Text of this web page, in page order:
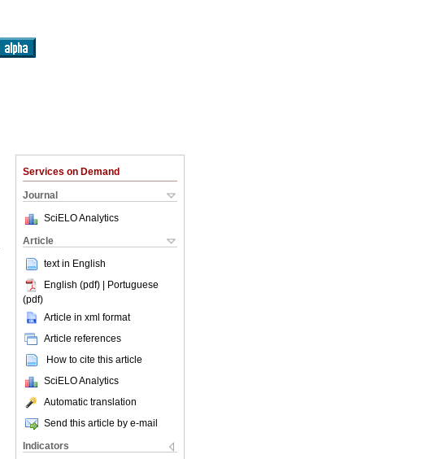
Services on Demand
Journal
SciELO Analytics
Article
text in English
English (pdf) | Portuguese
(pdf)
Article in xml format
Article references
How to cite this article
SciELO Analytics
Automatic translation
Send this article by e-mail
Indicators